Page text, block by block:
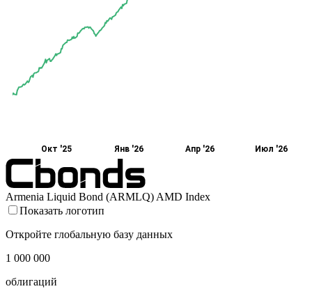
Окт '25 Янв '26 Апр '26 Июл '26
Armenia Liquid Bond (ARMLQ) AMD Index
Показать логотип
Откройте глобальную базу данных
1 000 000
облигаций